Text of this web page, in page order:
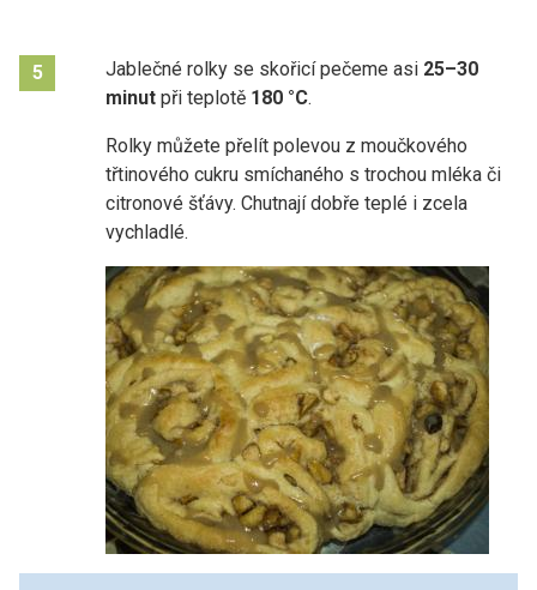
5 Jablečné rolky se skořicí pečeme asi 25–30
minut při teplotě 180 °C.
Rolky můžete přelít polevou z moučkového
třtinového cukru smíchaného s trochou mléka či
citronové šťávy. Chutnají dobře teplé i zcela
vychladlé.